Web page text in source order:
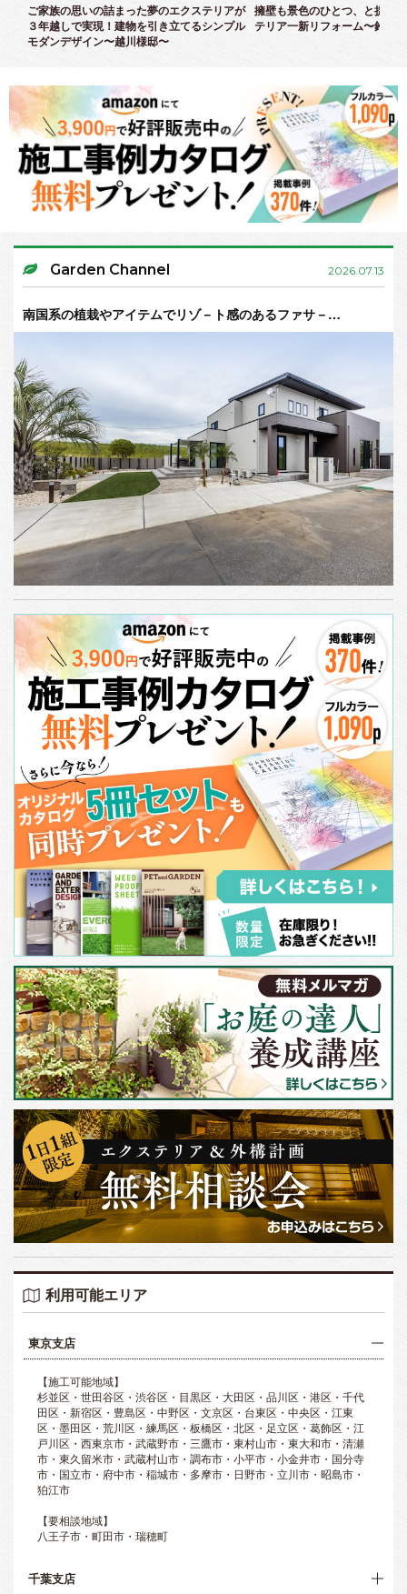
ご家族の思いの詰まった夢のエクステリアが
３年越しで実現！建物を引き立てるシンプル
モダンデザイン〜越川様邸〜
擁壁も景色のひとつ、と捉え
テリア一新リフォーム〜鈴木
Garden Channel 2026.07.13
南国系の植栽やアイテムでリゾ－ト感のあるファサ－…
利用可能エリア
東京支店
【施工可能地域】
杉並区・世田谷区・渋谷区・目黒区・大田区・品川区・港区・千代
田区・新宿区・豊島区・中野区・文京区・台東区・中央区・江東
区・墨田区・荒川区・練馬区・板橋区・北区・足立区・葛飾区・江
戸川区・西東京市・武蔵野市・三鷹市・東村山市・東大和市・清瀬
市・東久留米市・武蔵村山市・調布市・小平市・小金井市・国分寺
市・国立市・府中市・稲城市・多摩市・日野市・立川市・昭島市・
狛江市
【要相談地域】
八王子市・町田市・瑞穂町
千葉支店